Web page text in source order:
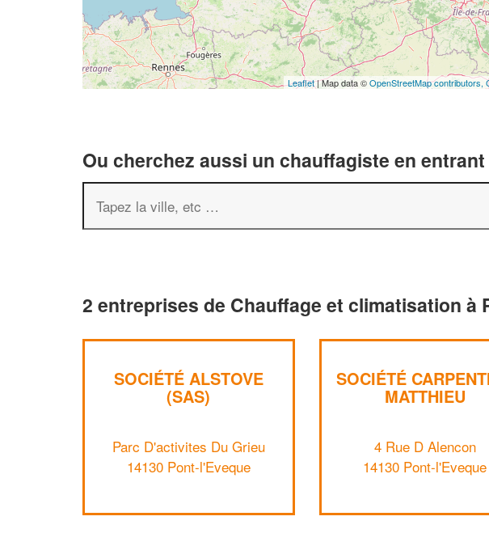
Leaflet| Map data ©OpenStreetMap contributors,
Ou cherchez aussi un chauffagiste en
2 entreprises de Chauffage et climatisation à
SOCIÉTÉ ALSTOVE
(SAS)
Parc D'activites Du Grieu
14130 Pont-l'Eveque
SOCIÉTÉ
MATTHIEU
4 Rue D Alencon
14130 Pont-l'Eveque